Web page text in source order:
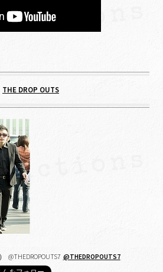
THE DROP OUTS
@THEDROPOUTS7 @THEDROPOUTS7